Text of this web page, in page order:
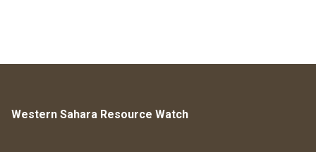
Western Sahara Resource Watch